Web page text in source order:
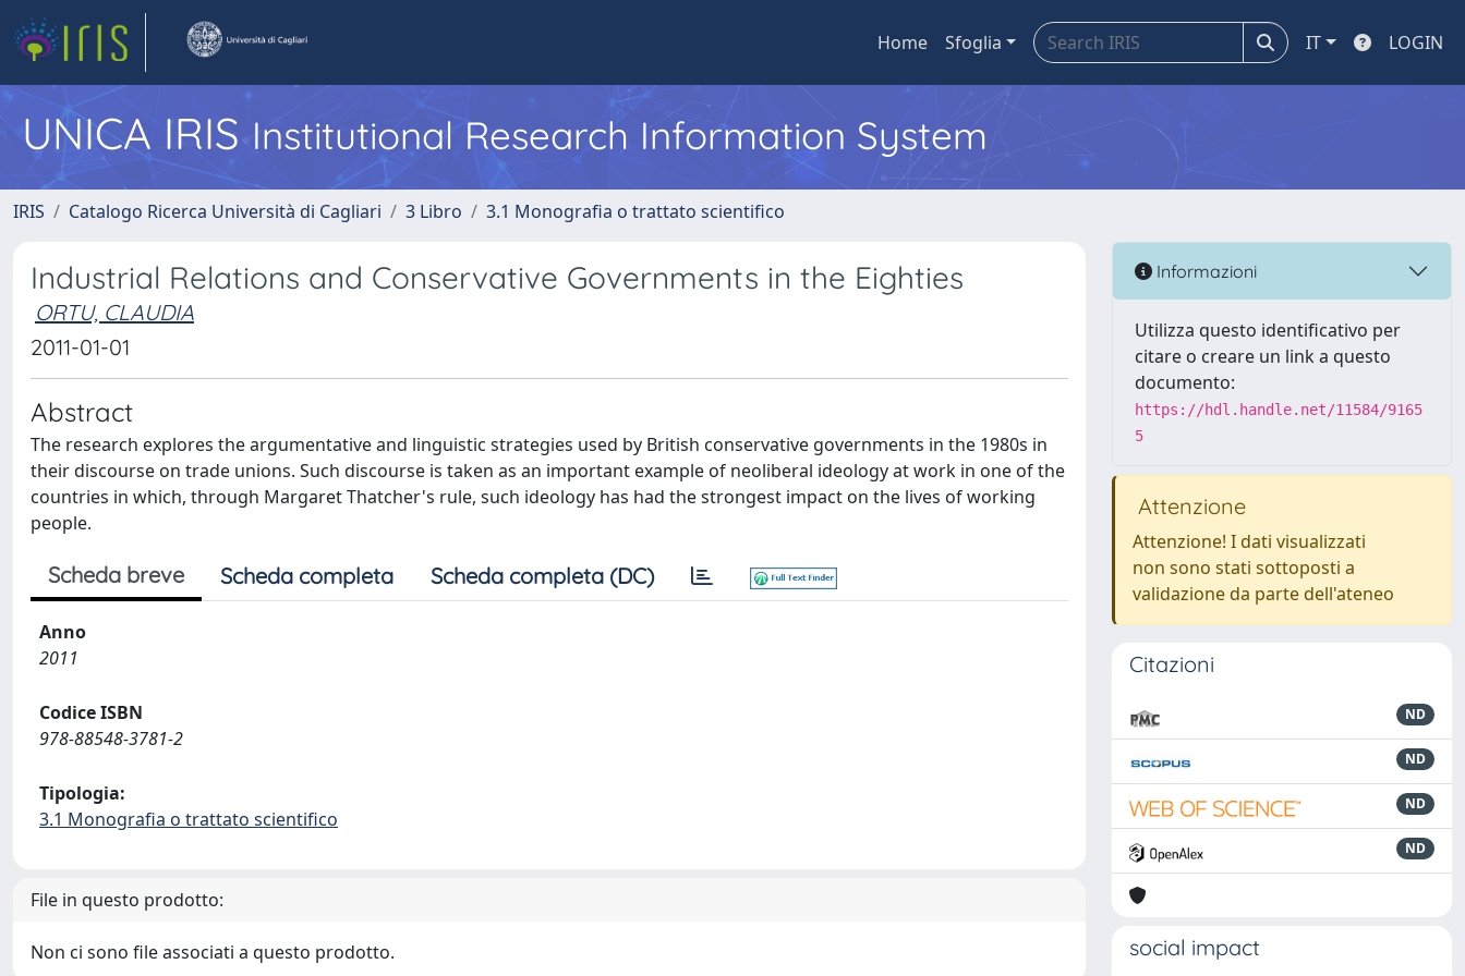
Home Sfoglia IT LOGIN
UNICA IRISInstitutional Research Information System
IRIS Catalogo Ricerca Università di Cagliari 3 Libro 3.1 Monografia o trattato scientifico
Industrial Relations and Conservative Governments in the Eighties
ORTU, CLAUDIA
2011-01-01
Abstract
The research explores the argumentative and linguistic strategies used by British conservative governments in the 1980s in
their discourse on trade unions. Such discourse is taken as an important example of neoliberal ideology at work in one of the
countries in which, through Margaret Thatcher's rule, such ideology has had the strongest impact on the lives of working
people.
Scheda breve Scheda completa Scheda completa (DC)
Anno
2011
Codice ISBN
978-88548-3781-2
Tipologia:
3.1 Monografia o trattato scientifico
File in questo prodotto:
Non ci sono file associati a questo prodotto.
Informazioni
Utilizza questo identificativo per
citare o creare un link a questo
documento:
https://hdl.handle.net/11584/9165
5
Attenzione
Attenzione! I dati visualizzati
non sono stati sottoposti a
validazione da parte dell'ateneo
Citazioni
ND
ND
ND
ND
social impact